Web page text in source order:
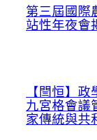
第三屆國際
站性年夜會
【閆恒】
九宮格會議
家傳統與共